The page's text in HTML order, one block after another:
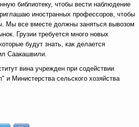
библиотеку, чтобы вести наблюдение
иностранных профессоров, чтобы
Мы все вместе должны заняться вывозом
Грузии требуется много новых
будут знать, как делается
Саакашвили.
вина учрежден при содействии
и Министерства сельского хозяйства